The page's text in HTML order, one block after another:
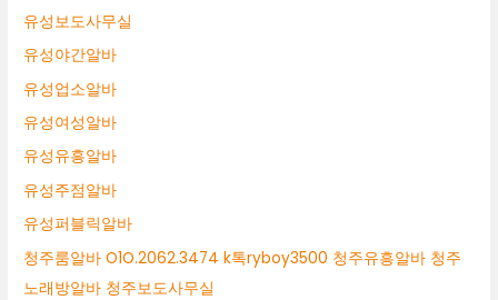
유성보도사무실
유성야간알바
유성업소알바
유성여성알바
유성유흥알바
유성주점알바
유성퍼블릭알바
청주룸알바 O1O.2062.3474 k톡ryboy3500 청주유흥알바 청주
노래방알바 청주보도사무실